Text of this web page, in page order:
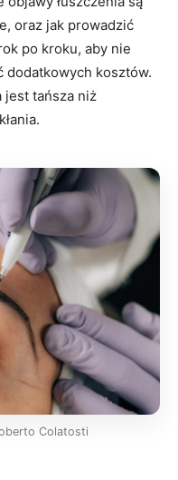
oraz jak prowadzić
po kroku, aby nie
dodatkowych kosztów.
jest tańsza niż
Colatosti